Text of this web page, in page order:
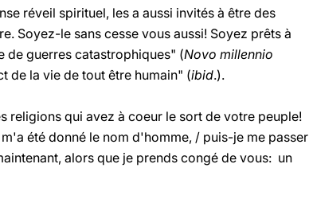
réveil spirituel, les a aussi invités à être des
Soyez-le sans cesse vous aussi! Soyez prêts à
de guerres catastrophiques" (Novo millennio
de la vie de tout être humain" (ibid.).
religions qui avez à coeur le sort de votre peuple!
été donné le nom d'homme, / puis-je me passer
alors que je prends congé de vous: un